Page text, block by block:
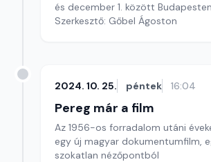
és december 1. között
Szerkesztő: Gőbel Ágoston
2024. 10. 25. péntek 16:04
Pereg már a film
Az 1956-os forradalom utáni
egy új magyar dokumentumfilm,
szokatlan nézőpontból